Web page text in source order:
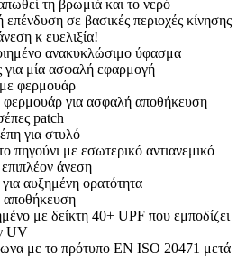
τη βρωμιά και το νερό
επένδυση σε βασικές περιοχές κίνησης
κ ευελιξία!
ανακυκλώσιμο ύφασμα
για μία ασφαλή εφαρμογή
φερμουάρ
φερμουάρ για ασφαλή αποθήκευση
patch
για στυλό
πηγούνι με εσωτερικό αντιανεμικό
άνεση
αυξημένη ορατότητα
αποθήκευση
με δείκτη 40+ UPF που εμποδίζει
UV
με το πρότυπο EN ISO 20471 μετά